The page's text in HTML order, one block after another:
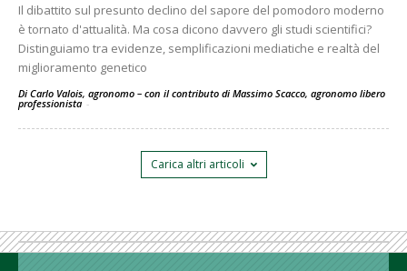
Il dibattito sul presunto declino del sapore del pomodoro moderno
è tornato d'attualità. Ma cosa dicono davvero gli studi scientifici?
Distinguiamo tra evidenze, semplificazioni mediatiche e realtà del
miglioramento genetico
Di Carlo Valois, agronomo – con il contributo di Massimo Scacco, agronomo libero
professionista -
Carica altri articoli